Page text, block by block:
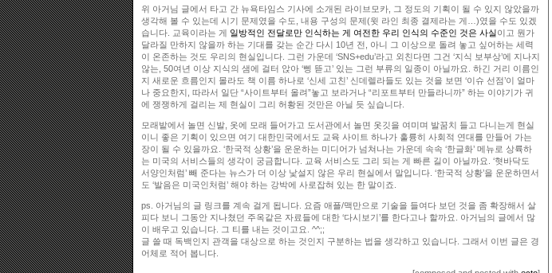
위 아거님 글에서 타고 간 뉴욕타임스 기사에 소개된 라이브모카, 그 정도의 기획이 될 수 있지 않았을까
생각해 볼 수 있는데 시기 문제였을 수도, 내용 구성의 문제(윗 라인 최종 결제라는 게…)였을 수도 있겠
습니다. 교육이라는 게 일방적인 전달로만 인식하는 게 여전한 우리 인식의 수준인 것은 사실이고 뭔가
달라질 만하지 않을까 하는 기대를 갖는 순간 다시 10년 전, 아니 그 이상으로 돌려 놓고 싶어하는 세력
이 온존하는 것도 우리의 현실입니다. 그런 가운데 ‘SNS+edu’라고 외친다면 그건 ‘지식 보부상’에 지나지
않는, 50여년 이상 지식의 샘에 걸터 앉아 ‘삥 뜯고’ 있는 그런 부류의 일종이 아닐까요. 하긴 거리 이름인
지 새로운 흐름인지 몰라도 책 이름 하나로 ‘신세 고친’ 신데렐라들도 있는 것을 보면 ‘이슈 선점’이 얼마
나 중요한지, 따라서 일단 “사이트부터 올려”놓고 보라거나 “리포트부터 만들라니까” 하는 이야기가 귀
에 쟁쟁하게 걸리는 제 현실이 그리 허황된 것만은 아닐 듯 싶습니다.
모래밭에서 놀면 신발, 옷에 모래 들어가고 도서관에서 놀면 옷깃을 여미며 발꿈치 들고 다니는게 현실
이니 좋은 기획이 있으면 여기 대한민국에서도 교육 사이트 하나가 훌륭히 사회적 연대를 만들어 가는
장이 될 수 있을까요. ‘한국적 상황’을 운운하는 미디어가 넘쳐나는 가운데 속속 ‘한글화’ 메뉴로 상륙하
는 미국의 서비스들의 생각이 궁금합니다. 교육 서비스도 그리 되는 게 빠른 길이 아닐까요. ‘혓바닥도
서양인처럼’ 빼 준다는 뉴스가 더 이상 낯설지 않은 우리 현실에서 말입니다. ‘한국적 상황’을 운운하면서
도 ‘발음은 미국인처럼’ 해야 하는 강박에 사로잡혀 있는 한 말이죠.
ps. 아거님의 글 링크를 계속 걸게 됩니다. 요즘 애플/맥만으로 기술을 들여다 보던 것을 좀 확장해서 살
피다 보니 그동안 지나쳤던 주옥같은 자료들에 대한 ‘다시보기’를 한다고나 할까요. 아거님의 글에서 많
이 배우고 있습니다. 그 티를 내는 것이고요. ^^;;
글 쓸 때 독백인지 관객을 대상으로 하는 것인지 구분하는 법을 생각하고 있습니다. 그래서 이번 글은 경
어체로 적어 봅니다.